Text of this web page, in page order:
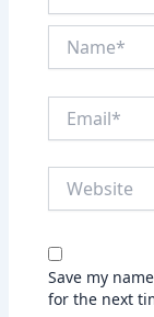
Save my
for the next